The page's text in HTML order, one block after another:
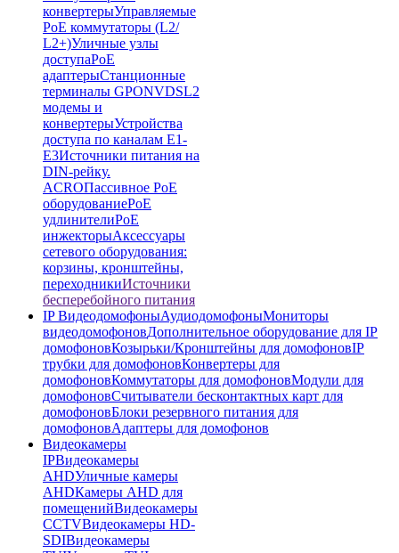
конвертерыУправляемые
PoE коммутаторы (L2/
L2+)Уличные узлы
доступаPoE
адаптерыСтанционные
терминалы GPONVDSL2
модемы и
конвертерыУстройства
доступа по каналам E1-
E3Источники питания на
DIN-рейку.
ACROПассивное PoE
оборудованиеPoE
удлинителиPoE
инжекторыАксессуары
сетевого оборудования:
корзины, кронштейны,
переходникиИсточники
бесперебойного питания
IP ВидеодомофоныАудиодомофоныМониторы
видеодомофоновДополнительное оборудование для IP
домофоновКозырьки/Кронштейны для домофоновIP
трубки для домофоновКонвертеры для
домофоновКоммутаторы для домофоновМодули для
домофоновСчитыватели бесконтактных карт для
домофоновБлоки резервного питания для
домофоновАдаптеры для домофонов
Видеокамеры
IPВидеокамеры
AHDУличные камеры
AHDКамеры AHD для
помещенийВидеокамеры
CCTVВидеокамеры HD-
SDIВидеокамеры